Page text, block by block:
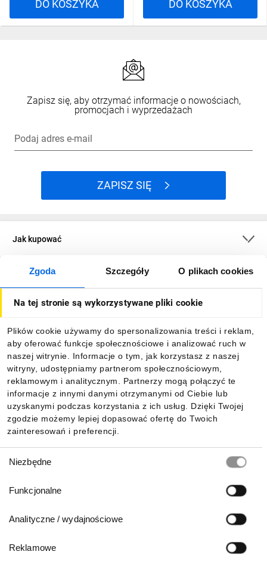
Zgoda Szczegóły O plikach cookies
Na tej stronie są wykorzystywane pliki cookie
Plików cookie używamy do spersonalizowania treści i reklam,
aby oferować funkcje społecznościowe i analizować ruch w
naszej witrynie. Informacje o tym, jak korzystasz z naszej
witryny, udostępniamy partnerom społecznościowym,
reklamowym i analitycznym. Partnerzy mogą połączyć te
informacje z innymi danymi otrzymanymi od Ciebie lub
uzyskanymi podczas korzystania z ich usług. Dzięki Twojej
zgodzie możemy lepiej dopasować ofertę do Twoich
zainteresowań i preferencji.
zgody
Niezbędne
Funkcjonalne
Analityczne / wydajnościowe
Reklamowe
DO KOSZYKA DO KOSZYKA
Zapisz się, aby otrzymać informacje o nowościach,
promocjach i wyprzedażach
Podaj adres e-mail
ZAPISZ SIĘ
Jak kupować
O firmie
Informacje
Pobierz naszą aplikację mobilną: